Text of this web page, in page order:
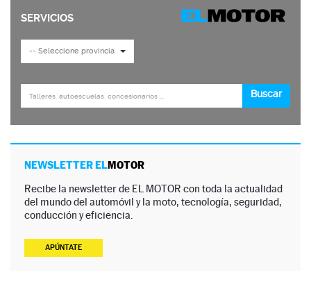
NEWSLETTER ELMOTOR
Recibe la newsletter de EL MOTOR con toda la actualidad
del mundo del automóvil y la moto, tecnología, seguridad,
conducción y eficiencia.
APÚNTATE